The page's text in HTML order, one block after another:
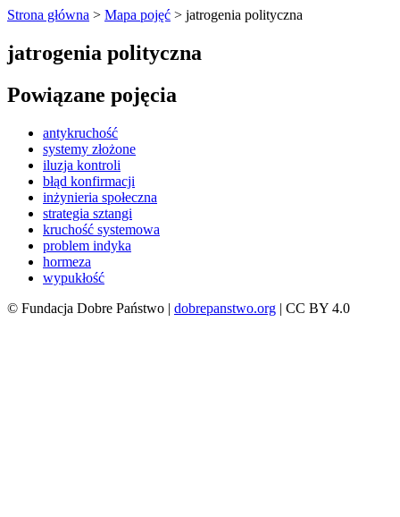
Strona główna > Mapa pojęć > jatrogenia polityczna
jatrogenia polityczna
Powiązane pojęcia
antykruchość
systemy złożone
iluzja kontroli
błąd konfirmacji
inżynieria społeczna
strategia sztangi
kruchość systemowa
problem indyka
hormeza
wypukłość
© Fundacja Dobre Państwo | dobrepanstwo.org | CC BY 4.0